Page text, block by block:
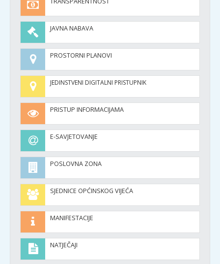
JAVNA NABAVA
PROSTORNI PLANOVI
JEDINSTVENI DIGITALNI PRISTUPNIK
PRISTUP INFORMACIJAMA
E-SAVJETOVANJE
POSLOVNA ZONA
SJEDNICE OPĆINSKOG VIJEĆA
MANIFESTACIJE
NATJEČAJI